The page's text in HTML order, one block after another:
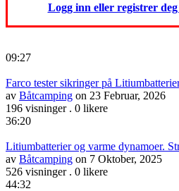
Logg inn eller registrer
09:27
Farco tester sikringer på
av Båtcamping on 23 Februar, 2026
196 visninger . 0 likere
36:20
Litiumbatterier og varme dynamoer.
av Båtcamping on 7 Oktober, 2025
526 visninger . 0 likere
44:32